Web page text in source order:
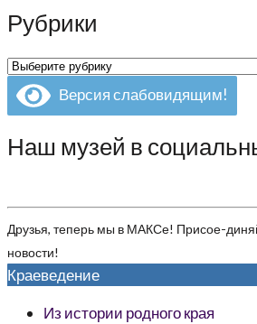
Рубрики
Рубрики
Версия слабовидящим!
Наш музей в
Друзья, теперь мы в МАКСе! Присое-
новости!
Краеведение
Из истории родного края